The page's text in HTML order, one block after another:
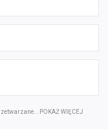
POKAŻ WIĘCEJ